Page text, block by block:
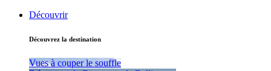
Découvrir
Découvrez la destination
Vues à couper le souffle